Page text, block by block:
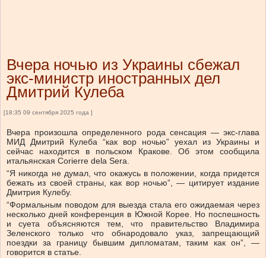
Вчера ночью из Украины сбежал
экс-министр иностранных дел
Дмитрий Кулеба
[18:35 09 сентября 2025 года ]
Вчера произошла определенного рода сенсация — экс-глава
МИД Дмитрий Кулеба “как вор ночью” уехал из Украины и
сейчас находится в польском Кракове. Об этом сообщила
итальянская Corierre dela Sera.
“Я никогда не думал, что окажусь в положении, когда придется
бежать из своей страны, как вор ночью”, — цитирует издание
Дмитрия Кулебу.
“Формальным поводом для выезда стала его ожидаемая через
несколько дней конференция в Южной Корее. Но поспешность
и суета объясняются тем, что правительство Владимира
Зеленского только что обнародовало указ, запрещающий
поездки за границу бывшим дипломатам, таким как он”, —
говорится в статье.